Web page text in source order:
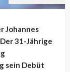
Johannes
31-Jährige
sein Debüt